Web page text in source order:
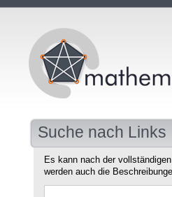
Suche nach Links
Es kann nach der
werden auch die